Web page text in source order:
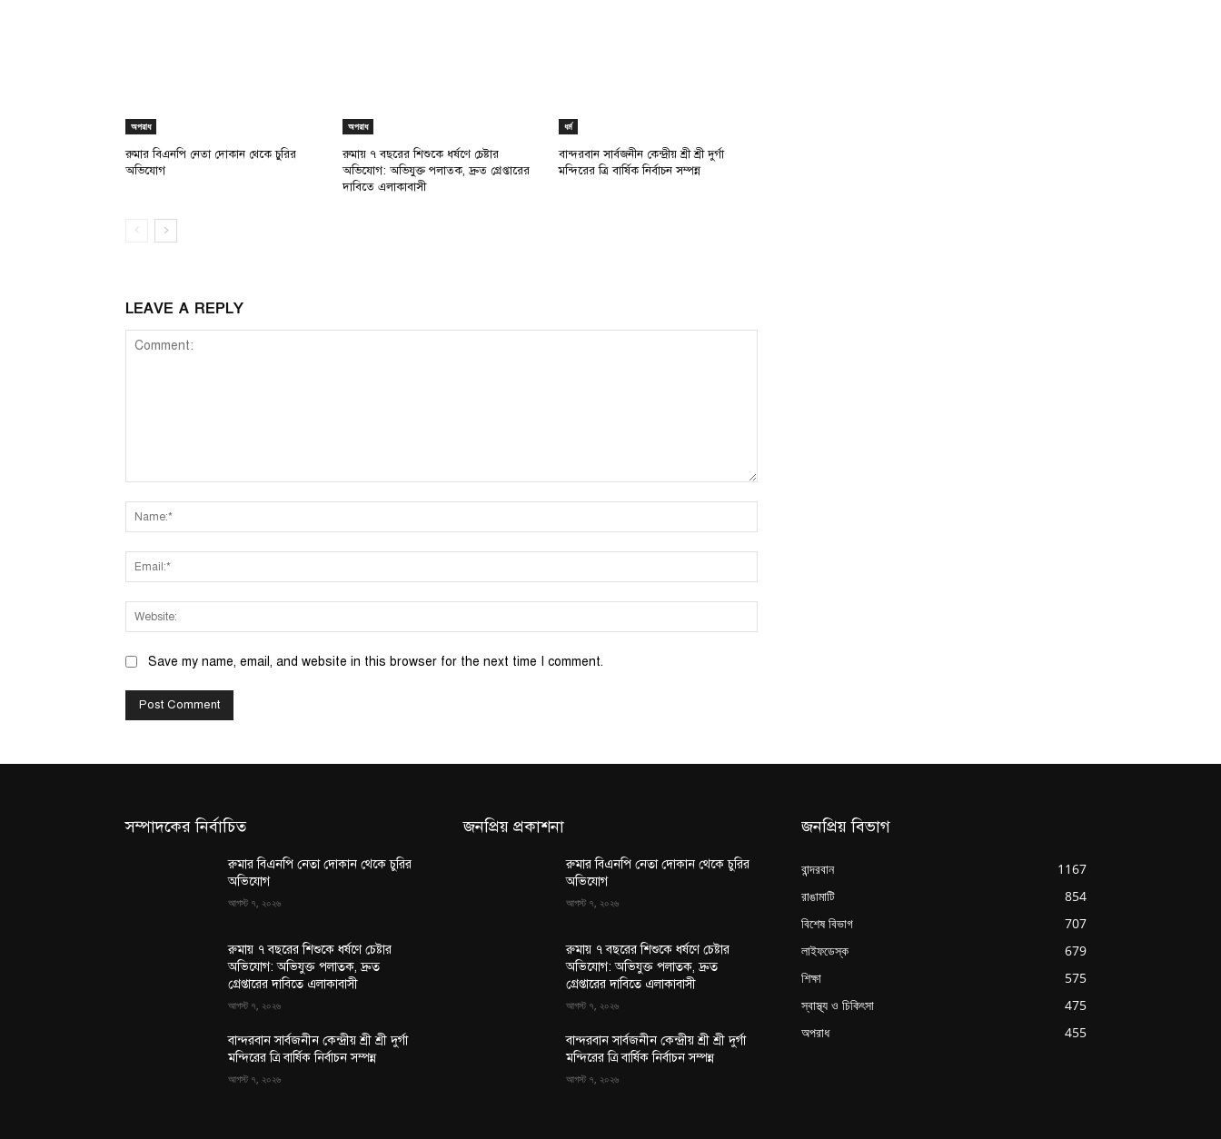
অপরাধ
রুমার বিএনপি নেতা দোকান থেকে চুরির
অভিযোগ
অপরাধ
রুমায় ৭ বছরের শিশুকে ধর্ষণে চেষ্টার
অভিযোগ: অভিযুক্ত পলাতক, দ্রুত গ্রেপ্তারের
দাবিতে এলাকাবাসী
ধর্ম
বান্দরবান সার্বজনীন কেন্দ্রীয় শ্রী শ্রী দুর্গা
মন্দিরের ত্রি বার্ষিক নির্বাচন সম্পন্ন
LEAVE A REPLY
Save my name, email, and website in this browser for the next time I comment.
সম্পাদকের নির্বাচিত
রুমার বিএনপি নেতা দোকান থেকে চুরির
অভিযোগ
আগস্ট ৭, ২০২৬
রুমায় ৭ বছরের শিশুকে ধর্ষণে চেষ্টার
অভিযোগ: অভিযুক্ত পলাতক, দ্রুত
গ্রেপ্তারের দাবিতে এলাকাবাসী
আগস্ট ৭, ২০২৬
বান্দরবান সার্বজনীন কেন্দ্রীয় শ্রী শ্রী দুর্গা
মন্দিরের ত্রি বার্ষিক নির্বাচন সম্পন্ন
আগস্ট ৭, ২০২৬
জনপ্রিয় প্রকাশনা
রুমার বিএনপি নেতা দোকান থেকে চুরির
অভিযোগ
আগস্ট ৭, ২০২৬
রুমায় ৭ বছরের শিশুকে ধর্ষণে চেষ্টার
অভিযোগ: অভিযুক্ত পলাতক, দ্রুত
গ্রেপ্তারের দাবিতে এলাকাবাসী
আগস্ট ৭, ২০২৬
বান্দরবান সার্বজনীন কেন্দ্রীয় শ্রী শ্রী দুর্গা
মন্দিরের ত্রি বার্ষিক নির্বাচন সম্পন্ন
আগস্ট ৭, ২০২৬
জনপ্রিয় বিভাগ
বান্দরবান
1167
রাঙামাটি
854
বিশেষ বিভাগ
707
লাইফডেস্ক
679
শিক্ষা
575
স্বাস্থ্য ও চিকিৎসা
475
অপরাধ
455